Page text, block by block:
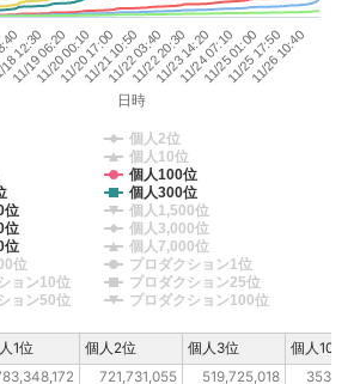
日時
12:30
11/19 06:20
11/20 00:10
11/20 17:00
11/21 10:50
11/22 03:40
11/22 20:30
11/23 14:20
11/24 07:10
11/25 01:00
11/25 17:50
11/26 10:40
個人2位
個人10位
個人100位
個人300位
位
個人1,500位
位
個人3,000位
位
個人7,000位
位
プロダクション1位
ョン10位
プロダクション25位
ョン50位
プロダクション100位
721,731,055 519,725,018
1位 個人2位 個人3位
個人10位